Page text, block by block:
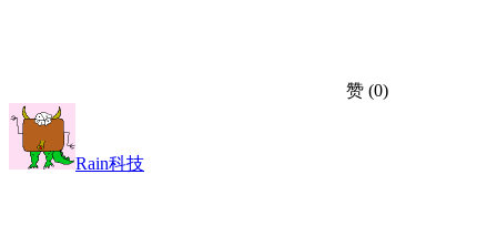
赞 (0)
Rain科技